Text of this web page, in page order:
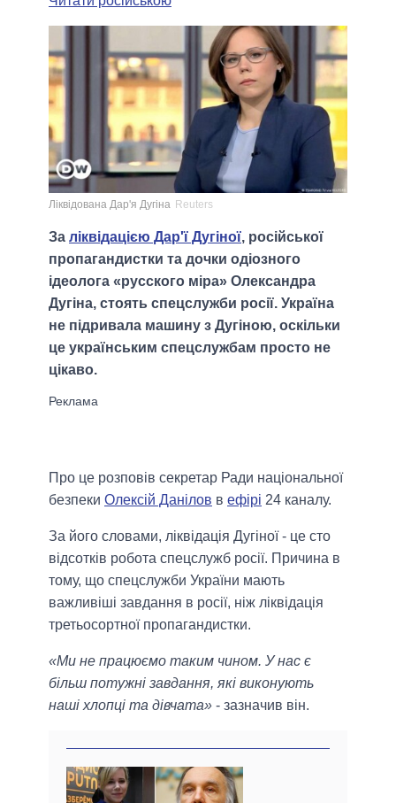
Ліквідована Дар'я Дугіна Reuters
За ліквідацією Дар'ї Дугіної, російської
пропагандистки та дочки одіозного
ідеолога «русского міра» Олександра
Дугіна, стоять спецслужби росії. Україна
не підривала машину з Дугіною, оскільки
це українським спецслужбам просто не
цікаво.
Про це розповів секретар Ради національної
безпеки Олексій Данілов в ефірі 24 каналу.
За його словами, ліквідація Дугіної - це сто
відсотків робота спецслужб росії. Причина в
тому, що спецслужби України мають
важливіші завдання в росії, ніж ліквідація
третьосортної пропагандистки.
«Ми не працюємо таким чином. У нас є
більш потужні завдання, які виконують
наші хлопці та дівчата» - зазначив він.